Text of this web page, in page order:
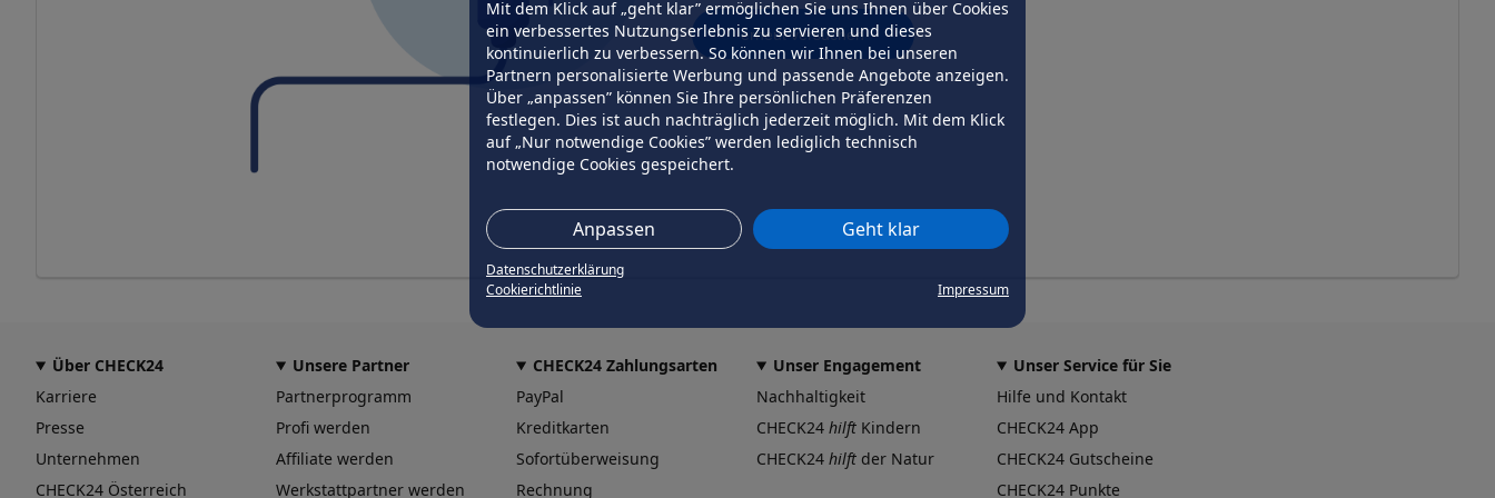
Mit dem Klick auf „geht klar” ermöglichen Sie uns Ihnen über Cookies
ein verbessertes Nutzungserlebnis zu servieren und dieses
kontinuierlich zu verbessern. So können wir Ihnen bei unseren
Partnern personalisierte Werbung und passende Angebote anzeigen.
Über „anpassen” können Sie Ihre persönlichen Präferenzen
festlegen. Dies ist auch nachträglich jederzeit möglich. Mit dem Klick
auf „Nur notwendige Cookies” werden lediglich technisch
notwendige Cookies gespeichert.
Anpassen Geht klar
Datenschutzerklärung
Cookierichtlinie
Impressum
erneut versuchen
Über CHECK24
Karriere
Presse
Unternehmen
CHECK24 Österreich
Unsere Partner
Partnerprogramm
Profi werden
Affiliate werden
Werkstattpartner werden
CHECK24 Zahlungsarten
PayPal
Kreditkarten
Sofortüberweisung
Rechnung
Unser Engagement
Nachhaltigkeit
CHECK24 hilft Kindern
CHECK24 hilft der Natur
Unser Service für Sie
Hilfe und Kontakt
CHECK24 App
CHECK24 Gutscheine
CHECK24 Punkte